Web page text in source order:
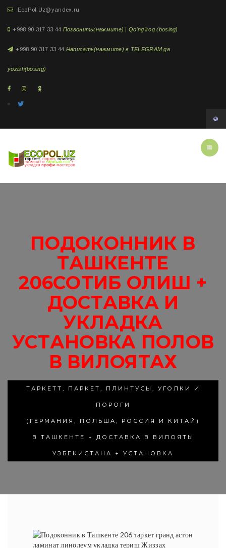
EcoPol.Uz@yandex.ru
+998 90 317 33 44 Позвонить(нажмите) | Qo'ng'iroq (bosing)
+998 90 317 33 44 Написать(нажмите) в TELEGRAM ga
yozish(bosing)
ПОДОКОННИК В
ТАШКЕНТЕ
206СОТИБ ОЛИШ +
ДОСТАВКА И
УКЛАДКА
УСТАНОВКА ПОЛОВ
В ВИЛОЯТАХ
ТАРКЕТТ, ПАРКЕТ, ПЛИНТУСЫ, УГОЛКИ И
ПОРОГИ
(ГЕРМАНИЯ, ПОЛЬША, РОССИЯ И КИТАЙ)
В ТАШКЕНТЕ + ДОСТАВКА В ВИЛОЯТЫ
УЗБЕКИСТАНА + УСТАНОВКА